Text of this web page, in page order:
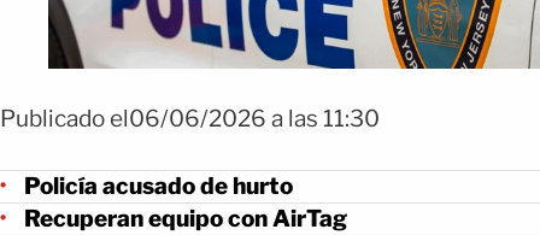
Publicado el06/06/2026 a las 11:30
Policía acusado de hurto
Recuperan equipo con AirTag